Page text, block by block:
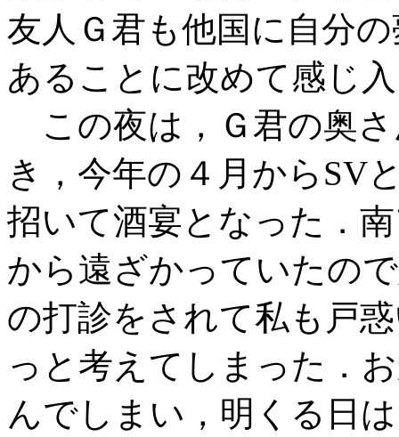
友人Ｇ君も他国に自分
あることに改めて感じ
この夜は，Ｇ君の奥
き，今年の４月からSV
招いて酒宴となった．
から遠ざかっていたの
の打診をされて私も戸
っと考えてしまった．
んでしまい，明くる日